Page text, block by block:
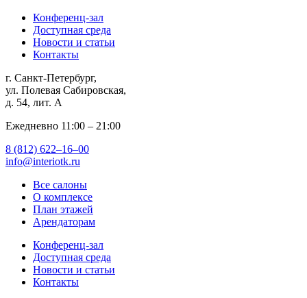
Конференц-зал
Доступная среда
Новости и статьи
Контакты
г. Санкт-Петербург,
ул. Полевая Сабировская,
д. 54, лит. А
Ежедневно 11:00 ‒ 21:00
8 (812) 622‒16‒00
info@interiotk.ru
Все салоны
О комплексе
План этажей
Арендаторам
Конференц-зал
Доступная среда
Новости и статьи
Контакты